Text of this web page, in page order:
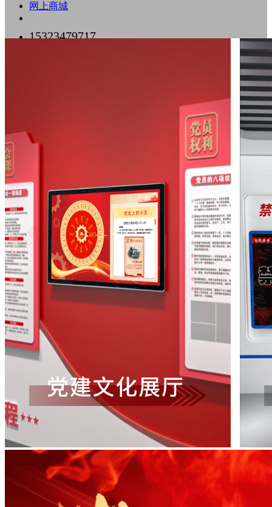
网上商城
15323479717